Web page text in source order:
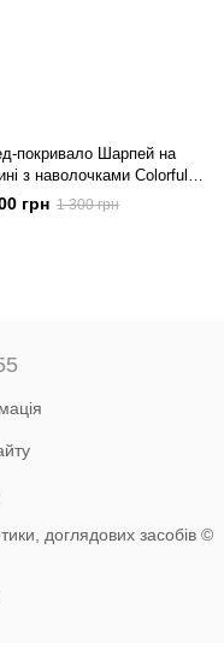
покривало Шарпей на
з наволочками Colorful
Сірий
грн 1 300 грн
доглядових засобів ©